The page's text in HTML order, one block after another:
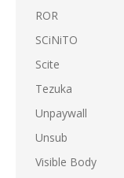
ROR
SCiNiTO
Scite
Tezuka
Unpaywall
Unsub
Visible Body